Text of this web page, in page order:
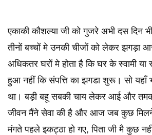
एकाकी कौशल्या जी को गुजरे अभी दस दिन
तीनों बच्चों मे उनकी चीजों को लेकर झगड़ा
अधिकतर घरों मे होता है कि घर के स्वामी या
हुआ नहीं कि संपत्ति का झगडा शुरू। सो यहाँ
था। बड़ी बहू सबकी चाय लेकर आई और
जीवन मैंने सेवा की है और आज जब कुछ मिलने
मंगते पहले इकट्ठा हो गए, पिता जी मै कुछ